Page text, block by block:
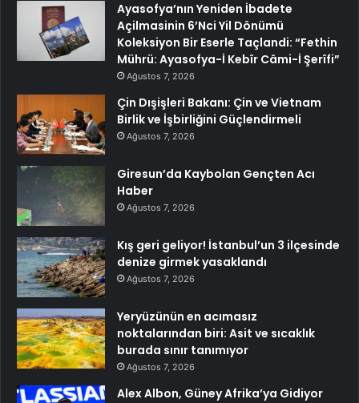
Ayasofya’nın Yeniden İbadete
Açilmasinin 6’Nci Yil Dönümü
Koleksiyon Bir Eserle Taçlandi: “Fethin
Mührü: Ayasofya-İ Kebîr Câmi-İ Şerîfi”
Ağustos 7, 2026
Çin Dışişleri Bakanı: Çin ve Vietnam
Birlik ve İşbirliğini Güçlendirmeli
Ağustos 7, 2026
Giresun’da Kaybolan Gençten Acı
Haber
Ağustos 7, 2026
Kış geri geliyor! İstanbul’un 3 ilçesinde
denize girmek yasaklandı
Ağustos 7, 2026
Yeryüzünün en acımasız
noktalarından biri: Asit ve sıcaklık
burada sınır tanımıyor
Ağustos 7, 2026
Alex Albon, Güney Afrika’ya Gidiyor